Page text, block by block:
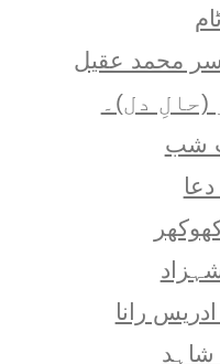
محمد عقیل
(حالِ دل)۔
شب
رانا
شاہد